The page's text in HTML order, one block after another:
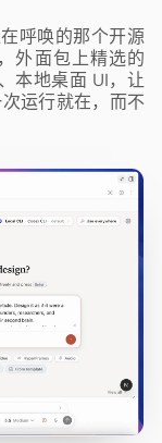
呼唤的那个开源
外面包上精选的
本地桌面 UI，让
运行就在，而不